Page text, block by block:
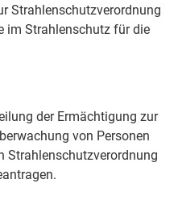
Strahlenschutzverordnung
im Strahlenschutz für die
der Ermächtigung zur
von Personen
Strahlenschutzverordnung